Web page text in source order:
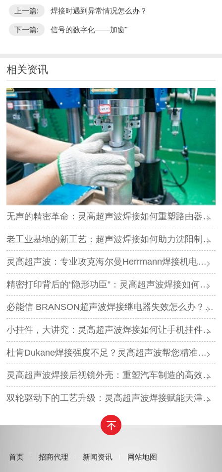
上一篇: 焊接时遇到异常情况怎么办？
下一篇: 信号的数字化——加窗"
相关资讯
无声的精密革命：灵高超声波焊接如何重塑路由器外壳制造？
老工业基地的新工艺：超声波焊接如何助力沈阳制造转型？
灵高超声波：专业攻克海尔曼Herrmann焊接机电路板短路难题
精密打印背后的“隐形功臣”：灵高超声波焊接如何让喷墨头支架更可靠？
必能信 BRANSON超声波焊接继电器失效怎么办？灵高超声波“四步维修法”精准破局
小挂件，大讲究：灵高超声波焊接如何让手机挂件更“抗造”？
杜肯Dukane焊接强度不足？灵高超声波帮您精准破局
灵高超声波焊接后视镜外壳：重塑汽车制造的高效与美学
双轮驱动下的工艺升级：灵高超声波焊接赋能天津汽车与电子产业
首页 招商代理 新闻资讯 网站地图